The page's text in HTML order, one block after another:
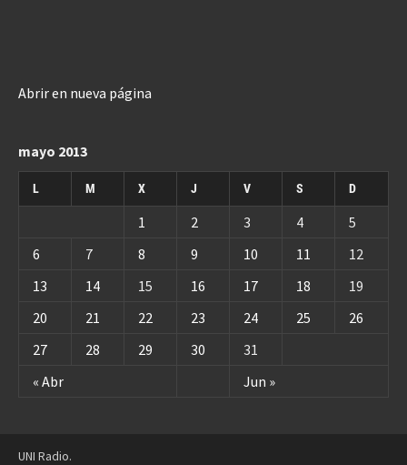
Abrir en nueva página
mayo 2013
L M X J V S D
« Abr Jun »
1 2 3 4
5
6
7 8 9 10 11
12
13
14 15 16 17 18
19
20
21 22 23 24 25
26
27
28 29 30 31
UNI Radio.